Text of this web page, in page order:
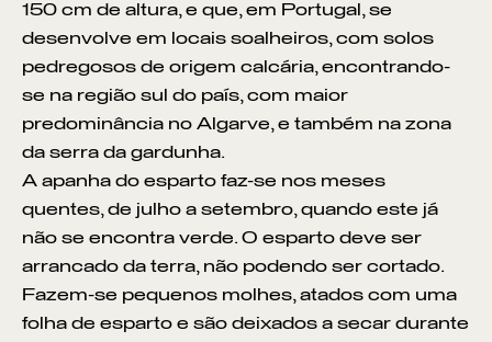
150 cm de altura, e que, em Portugal, se
desenvolve em locais soalheiros, com solos
pedregosos de origem calcária, encontrando-
se na região sul do país, com maior
predominância no Algarve, e também na zona
da serra da gardunha.
A apanha do esparto faz-se nos meses
quentes, de julho a setembro, quando este já
não se encontra verde. O esparto deve ser
arrancado da terra, não podendo ser cortado.
Fazem-se pequenos molhes, atados com uma
folha de esparto e são deixados a secar durante